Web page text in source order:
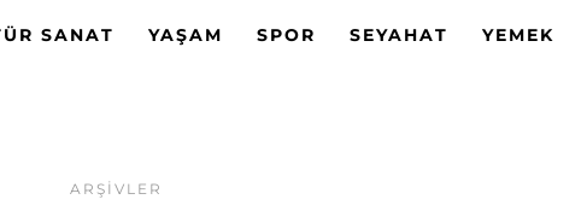
SANAT YAŞAM SPOR SEYAHAT YEMEK
ARŞIVLER